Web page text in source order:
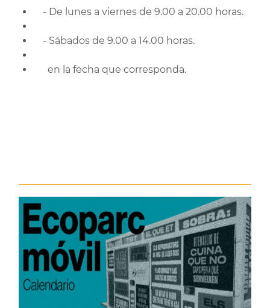
- De lunes a viernes de 9.00 a 20.00 horas.
- Sábados de 9.00 a 14.00 horas.
en la fecha que corresponda.